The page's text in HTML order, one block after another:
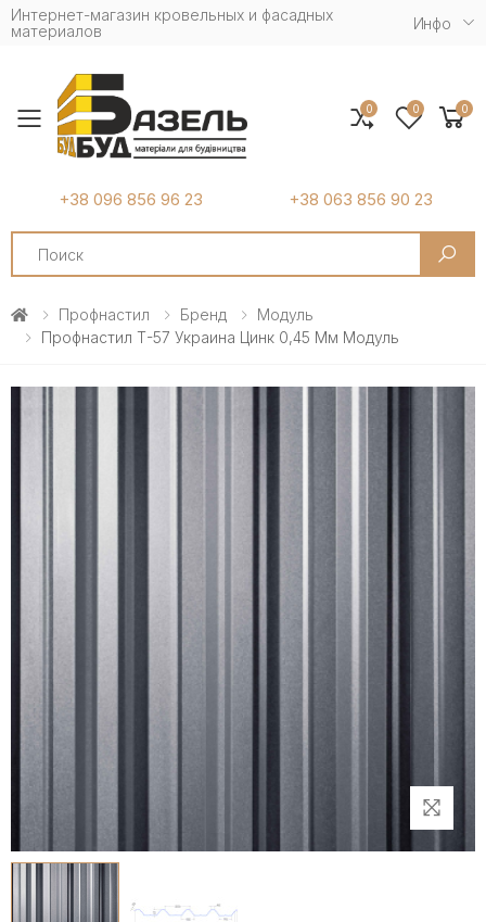
Интернет-магазин кровельных и фасадных
материалов
Инфо
Toggle mobile menu
+38 096 856 96 23 +38 063 856 90 23
Search
0 0 0
Профнастил Бренд
Модуль
Профнастил Т-57 Украина Цинк 0,45 Мм Модуль